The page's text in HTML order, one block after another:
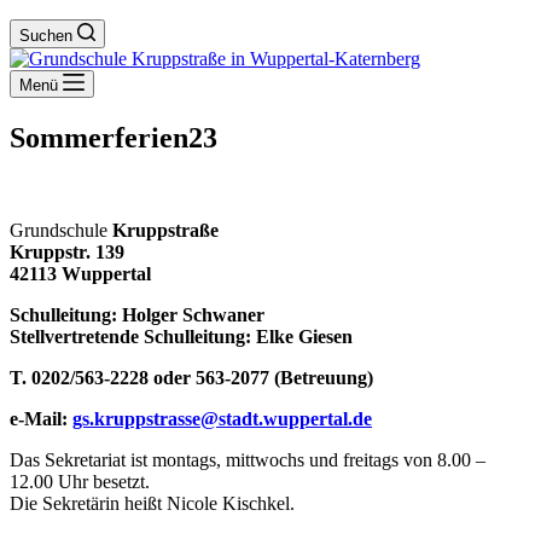
Suchen
Menü
Sommerferien23
Grundschule Kruppstraße
Kruppstr. 139
42113 Wuppertal
Schulleitung: Holger Schwaner
Stellvertretende Schulleitung: Elke Giesen
T. 0202/563-2228 oder 563-2077 (Betreuung)
e-Mail: gs.kruppstrasse@stadt.wuppertal.de
Das Sekretariat ist montags, mittwochs und freitags von 8.00 –
12.00 Uhr besetzt.
Die Sekretärin heißt Nicole Kischkel.